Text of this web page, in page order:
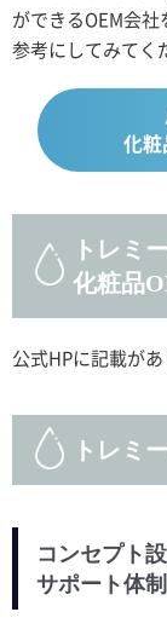
ができるOEM会
参考にしてみてく
化
トレミ
化粧品
公式HPに記載があ
トレミ
コンセプト
サポート体制